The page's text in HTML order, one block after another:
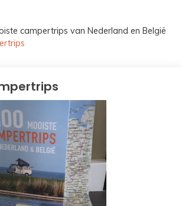
campertrips van Nederland en België